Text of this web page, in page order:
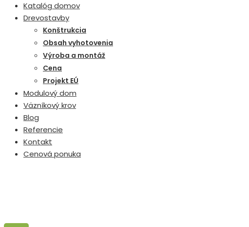
Katalóg domov
Drevostavby
Konštrukcia
Obsah vyhotovenia
Výroba a montáž
Cena
Projekt EÚ
Modulový dom
Väzníkový krov
Blog
Referencie
Kontakt
Cenová ponuka